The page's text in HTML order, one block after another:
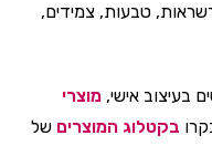
טבעות, צמידים,
בעיצוב אישי, מוצרי
בקטלוג המוצרים של